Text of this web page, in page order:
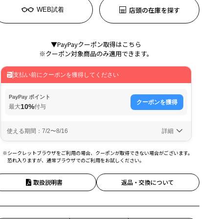
WEB試着 店頭の在庫を探す
▼PayPayクーポン取得はこちら
※クーポン対象商品のみ適用できます。
※シークレットブラウザをご利用の場合、クーポンが取得できない場合がございます。
恐れ入りますが、通常ブラウザでのご利用をお試しください。
取扱説明書 返品・交換について